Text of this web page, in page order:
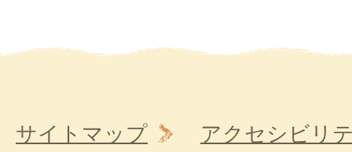
サイトマップ アクセシビリ